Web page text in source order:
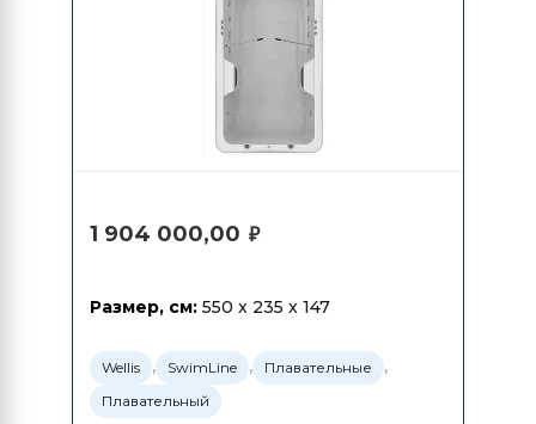
1 904 000,00 ₽
Размер, см: 550 x 235 x 147
Wellis , SwimLine , Плавательные ,
Плавательный